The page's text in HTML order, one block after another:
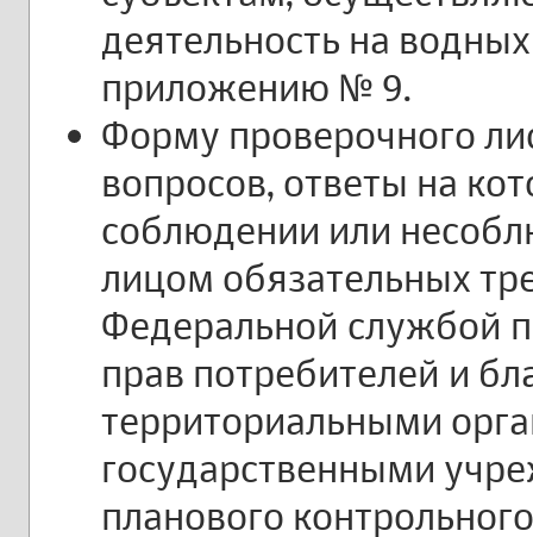
деятельность на
приложению № 9.
Форму проверочного
вопросов, ответы на
соблюдении или
лицом обязательных
Федеральной службой
прав потребителей и
территориальными
государственными
планового